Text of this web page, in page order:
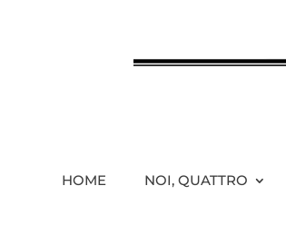
HOME NOI, QUATTRO